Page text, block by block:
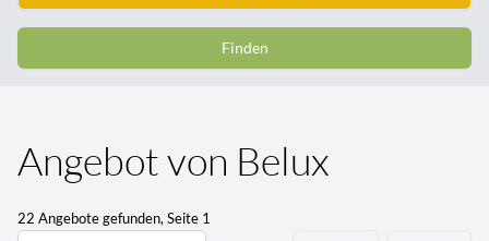
Finden
Angebot von Belux
22 Angebote gefunden, Seite 1